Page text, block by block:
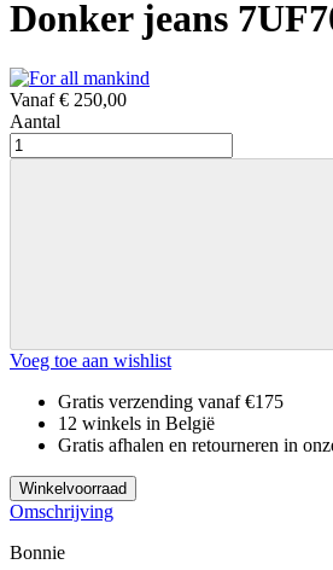
Donker jeans
Vanaf € 250,00
Aantal
Voeg toe aan wishlist
Gratis verzending vanaf €175
12 winkels in België
Gratis afhalen en retourneren in
Winkelvoorraad
Omschrijving
Bonnie